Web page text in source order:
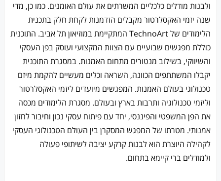
ולבנות מודלים כלכליים המשרתים את עולם האומנים. כמו כן, מדי
שנה יזמי האקסלרטור מקבלים הזדמנות לקחת חלק בתכנית
הלימודים של TechnoArt המתקיימת במוזיאון תל אביב. התוכנית
כוללת מפגשים שבועיים עם הצוות המקצועי ועוסק בפן העסקי
והשיווקי, בשילוב מנטורים מתחום האמנות. במסגרת התוכנית
יקבלו המשתתפים הכוונה, השראה וכלים מעשיים להקמת מיזם
טכנולוגי בעולם האמנות. המפגשים מיועדים ליזמי האקסלרטור
וליזמי טכנולוגיה ותרבות בארץ ובעולם. מסגרת הלימודים מכסה
את הפן המשפטי והפיננסי, יחד עם פיתוח עסקי נכון וחיבור לחזון
אמנותי. מטרתו של המפגש המסקרן בין העולם הטכנולוגי העסקי
לקהילה היוצרת הוא לבנות קרקע יציבה לשיתופי פעולה
ולמודלים ברי קיימא בתחום.